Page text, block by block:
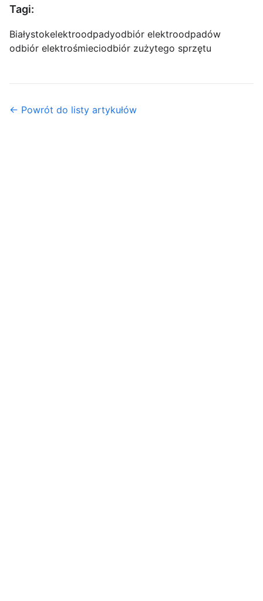
Tagi:
Białystokelektroodpadyodbiór elektroodpadów
odbiór elektrośmieciodbiór zużytego sprzętu
← Powrót do listy artykułów